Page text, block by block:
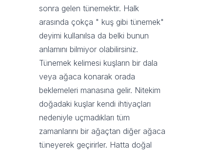
sonra gelen tünemektir. Halk
arasında çokça " kuş gibi tünemek"
deyimi kullanılsa da belki bunun
anlamını bilmiyor olabilirsiniz.
Tünemek kelimesi kuşların bir dala
veya ağaca konarak orada
beklemeleri manasına gelir. Nitekim
doğadaki kuşlar kendi ihtiyaçları
nedeniyle uçmadıkları tüm
zamanlarını bir ağaçtan diğer ağaca
tüneyerek geçirirler. Hatta doğal